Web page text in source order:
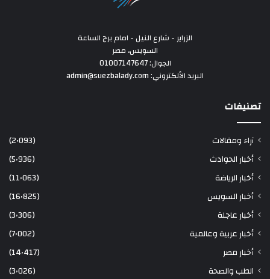
الزراير - شارع النيل - امام برج الساعة
السويس، مصر
الجوال: 01007147647
البريد الألكتروني: admin@suezbalady.com
تصنيفات
آراء ومقالات
(2٬093)
أخبار الحوادث
(5٬936)
أخبار الرياضة
(11٬063)
أخبار السويس
(16٬825)
أخبار عاجلة
(3٬306)
أخبار عربية وعالمية
(7٬002)
أخبار مصر
(14٬417)
الطب والصحة
(3٬026)